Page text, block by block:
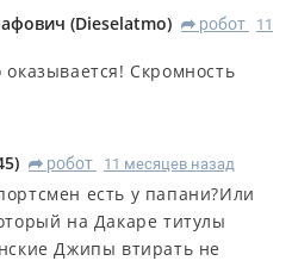
(Dieselatmo) R робот
11
Скромность
) R робот 11 месяцев назад
есть у папани?Или
на Дакаре титулы
Джипы втирать не